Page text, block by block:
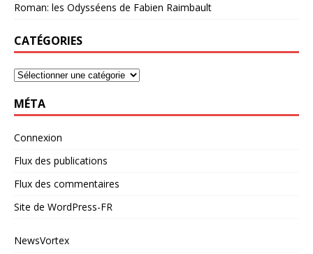
Roman: les Odysséens de Fabien Raimbault
CATÉGORIES
MÉTA
Connexion
Flux des publications
Flux des commentaires
Site de WordPress-FR
NewsVortex